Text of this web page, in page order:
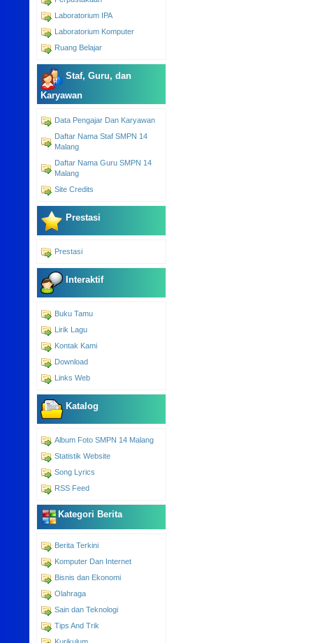
Laboratorium IPA
Laboratorium Komputer
Ruang Belajar
Staf, Guru, dan
Karyawan
Data Pengajar Dan Karyawan
Daftar Nama Staf SMPN 14
Malang
Daftar Nama Guru SMPN 14
Malang
Site Credits
Prestasi
Prestasi
Interaktif
Buku Tamu
Lirik Lagu
Kontak Kami
Download
Links Web
Katalog
Album Foto SMPN 14 Malang
Statistik Website
Song Lyrics
RSS Feed
Kategori Berita
Berita Terkini
Komputer Dan Internet
Bisnis dan Ekonomi
Olahraga
Sain dan Teknologi
Tips And Trik